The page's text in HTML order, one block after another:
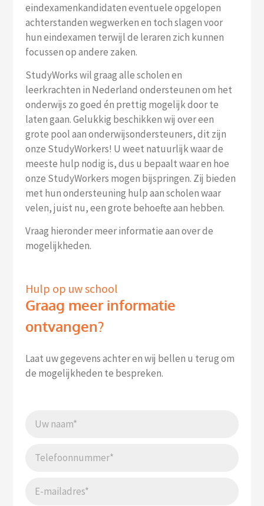
eindexamenkandidaten eventuele opgelopen
achterstanden wegwerken en toch slagen voor
hun eindexamen terwijl de leraren zich kunnen
focussen op andere zaken.
StudyWorks wil graag alle scholen en
leerkrachten in Nederland ondersteunen om het
onderwijs zo goed én prettig mogelijk door te
laten gaan. Gelukkig beschikken wij over een
grote pool aan onderwijsondersteuners, dit zijn
onze StudyWorkers! U weet natuurlijk waar de
meeste hulp nodig is, dus u bepaalt waar en hoe
onze StudyWorkers mogen bijspringen. Zij bieden
met hun ondersteuning hulp aan scholen waar
velen, juist nu, een grote behoefte aan hebben.
Vraag hieronder meer informatie aan over de
mogelijkheden.
Hulp op uw school
Graag meer informatie
ontvangen?
Laat uw gegevens achter en wij bellen u terug om
de mogelijkheden te bespreken.